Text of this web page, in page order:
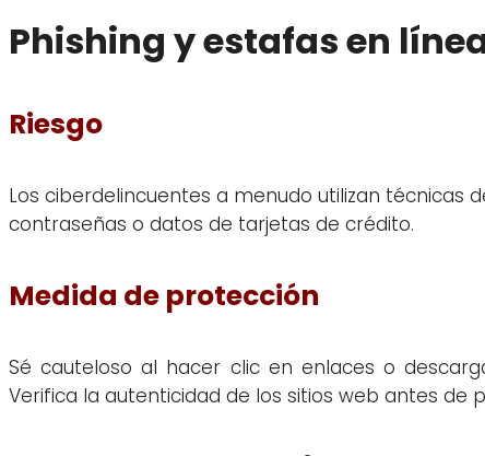
Phishing y estafas en
Riesgo
Los ciberdelincuentes a menudo utilizan
contraseñas o datos de tarjetas de crédito.
Medida de protección
Sé cauteloso al hacer clic en enlaces o
Verifica la autenticidad de los sitios web antes de